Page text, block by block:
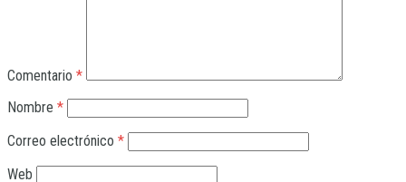
Comentario *
Nombre *
Correo electrónico *
Web